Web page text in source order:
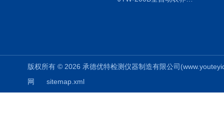
版权所有 © 2026 承德优特检测仪器制造有限公司
网
sitemap.xml